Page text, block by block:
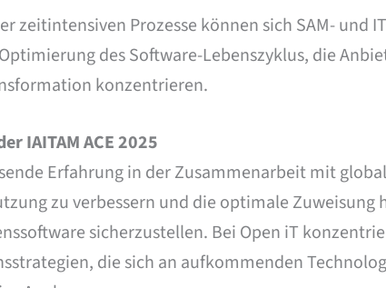
zeitintensiven Prozesse können sich SAM- und
des Software-Lebenszyklus, die
konzentrieren.
IAITAM ACE 2025
Erfahrung in der Zusammenarbeit mit
zu verbessern und die optimale Zuweisung
sicherzustellen. Bei Open iT
die sich an aufkommenden